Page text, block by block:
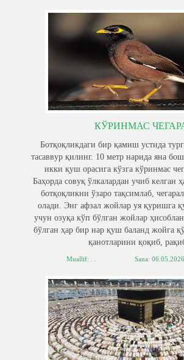
КЎРИНМАС
Ботқоқликдаги бир қамиш устида
тасаввур қилинг. 10 метр нарида яна
икки қуш орасига кўзга кўринмас
Баҳорда совуқ ўлкалардан учиб келган
ботқоқликни ўзаро тақсимлаб,
олади. Энг афзал жойлар уя қуришга
учун озуқа кўп бўлган жойлар
бўлган ҳар бир нар қуш баланд жойга
қанотларини қоқиб,
Muallif: . . Sana: 06.05.2026